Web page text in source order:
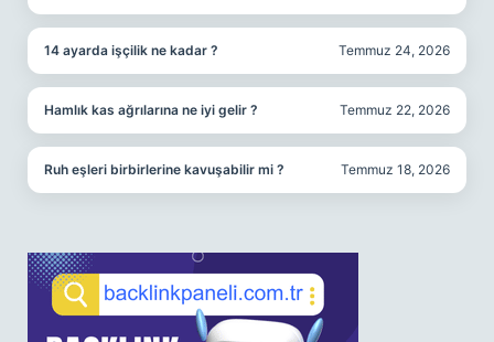
14 ayarda işçilik ne kadar ? Temmuz 24, 2026
Hamlık kas ağrılarına ne iyi gelir ? Temmuz 22, 2026
Ruh eşleri birbirlerine kavuşabilir mi ? Temmuz 18, 2026